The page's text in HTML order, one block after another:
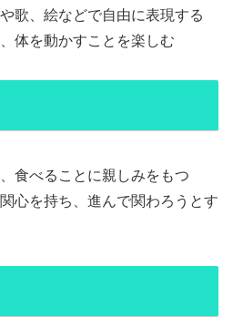
歌、絵などで自由に表現する
体を動かすことを楽しむ
食べることに親しみをもつ
心を持ち、進んで関わろうとす